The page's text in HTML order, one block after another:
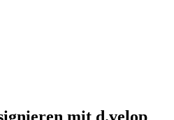
mit d.velop